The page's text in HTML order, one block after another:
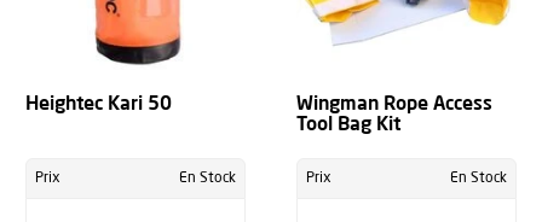
Heightec Kari 50
Prix En Stock
Wingman Rope Access
Tool Bag Kit
Prix En Stock